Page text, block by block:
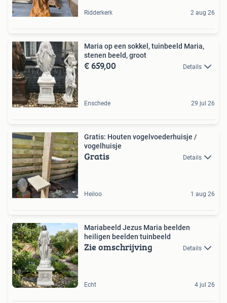
Ridderkerk 2 aug 26
Maria op een sokkel, tuinbeeld Maria,
stenen beeld, groot
€ 659,00 Details
Enschede 29 jul 26
Gratis: Houten vogelvoederhuisje /
vogelhuisje
Gratis Details
Heiloo 1 aug 26
Mariabeeld Jezus Maria beelden
heiligen beelden tuinbeeld
Zie omschrijving Details
Echt 4 jul 26